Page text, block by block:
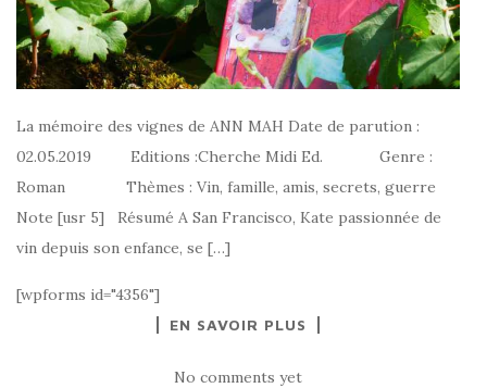
La mémoire des vignes de ANN MAH Date de parution :
02.05.2019 Editions :Cherche Midi Ed. Genre :
Roman Thèmes : Vin, famille, amis, secrets, guerre
Note [usr 5] Résumé A San Francisco, Kate passionnée de
vin depuis son enfance, se […]
[wpforms id="4356"]
EN SAVOIR PLUS
No comments yet